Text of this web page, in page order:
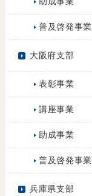
普及啓発事業
大阪府支部
表彰事業
講座事業
助成事業
普及啓発事業
兵庫県支部